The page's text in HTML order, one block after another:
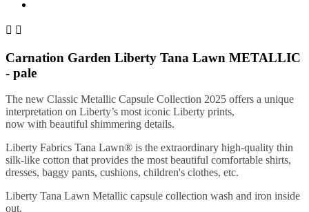
 
Carnation Garden Liberty Tana Lawn METALLIC
- pale
The new Classic Metallic Capsule Collection 2025 offers a unique
interpretation on Liberty’s most iconic Liberty prints,
now with beautiful shimmering details.
Liberty Fabrics Tana Lawn® is the extraordinary high-quality thin
silk-like cotton that provides the most beautiful comfortable shirts,
dresses, baggy pants, cushions, children's clothes, etc.
Liberty Tana Lawn Metallic capsule collection wash and iron inside
out.